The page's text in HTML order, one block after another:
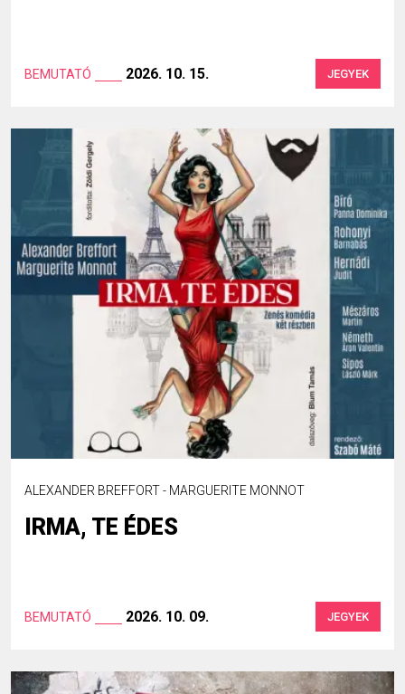
BEMUTATÓ 2026. 10. 15. JEGYEK
ALEXANDER BREFFORT - MARGUERITE MONNOT
IRMA, TE ÉDES
BEMUTATÓ 2026. 10. 09. JEGYEK